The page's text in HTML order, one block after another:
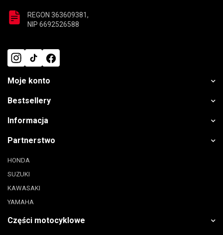
REGON 363609381,
NIP 6692526588
Moje konto
Bestsellery
Informacja
Partnerstwo
HONDA
SUZUKI
KAWASAKI
YAMAHA
Części motocyklowe